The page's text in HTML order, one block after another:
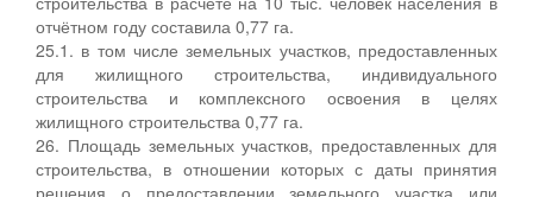
отчётном году составила 0,77 га.
25.1. в том числе земельных участков, предоставленных
для жилищного строительства, индивидуального
строительства и комплексного освоения в целях
жилищного строительства 0,77 га.
26. Площадь земельных участков, предоставленных для
строительства, в отношении которых с даты принятия
решения о предоставлении земельного участка или